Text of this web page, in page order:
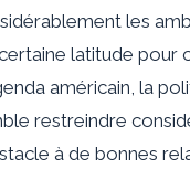
les
latitude pour
américain, la
restreindre
à de bonnes